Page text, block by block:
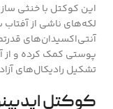
این کوکتل با خنثی
لکه‌های ناشی از
آنتی‌اکسیدان‌های
پوستی کمک کرده و از
تشکیل رادیکال‌های